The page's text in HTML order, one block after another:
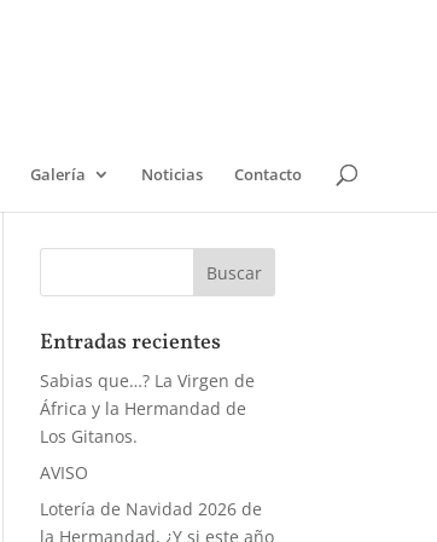
Galería Noticias Contacto
Entradas recientes
Sabias que…? La Virgen de
África y la Hermandad de
Los Gitanos.
AVISO
Lotería de Navidad 2026 de
la Hermandad, ¿Y si este año